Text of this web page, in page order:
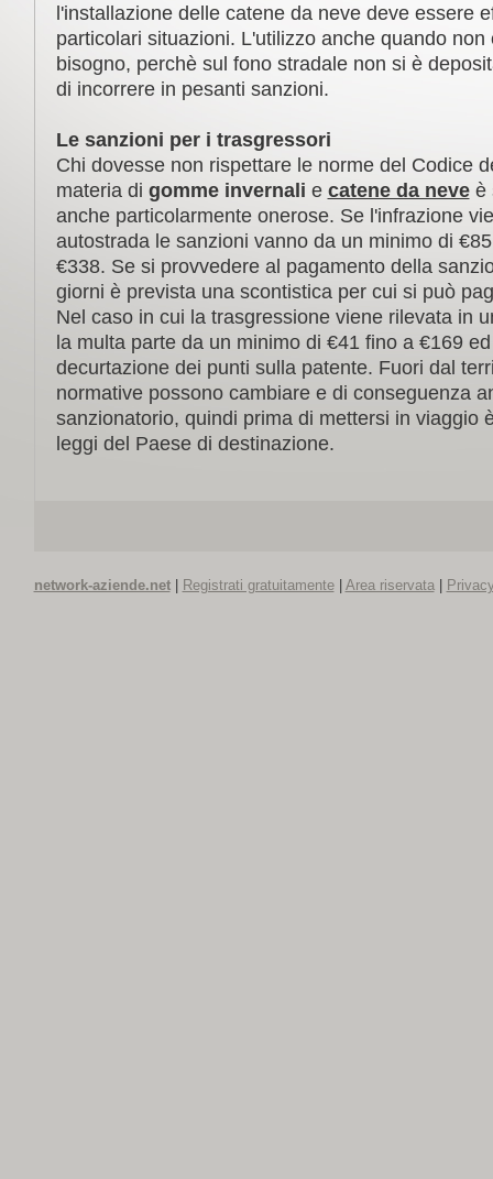
l'installazione delle catene da neve deve essere
particolari situazioni. L'utilizzo anche quando non
bisogno, perchè sul fono stradale non si è
di incorrere in pesanti sanzioni.
Le sanzioni per i trasgressori
Chi dovesse non rispettare le norme del Codice
materia di gomme invernali e catene da neveè
anche particolarmente onerose. Se l'infrazione
autostrada le sanzioni vanno da un minimo di
€338. Se si provvedere al pagamento della
giorni è prevista una scontistica per cui si può
Nel caso in cui la trasgressione viene rilevata in
la multa parte da un minimo di €41 fino a €169
decurtazione dei punti sulla patente. Fuori dal
normative possono cambiare e di conseguenza
sanzionatorio, quindi prima di mettersi in viaggio
leggi del Paese di destinazione.
network-aziende.net| Registrati gratuitamente| Area riservata|